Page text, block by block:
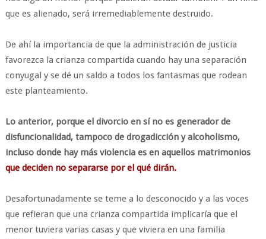
que es alienado, será irremediablemente destruido.
De ahí la importancia de que la administración de justicia
favorezca la crianza compartida cuando hay una separación
conyugal y se dé un saldo a todos los fantasmas que rodean
este planteamiento.
Lo anterior, porque el divorcio en sí no es generador de
disfuncionalidad, tampoco de drogadicción y alcoholismo,
incluso donde hay más violencia es en aquellos matrimonios
que deciden no separarse por el qué dirán.
Desafortunadamente se teme a lo desconocido y a las voces
que refieran que una crianza compartida implicaría que el
menor tuviera varias casas y que viviera en una familia